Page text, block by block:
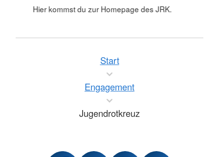
Hier kommst du zur Homepage des JRK.
Start
Engagement
Jugendrotkreuz